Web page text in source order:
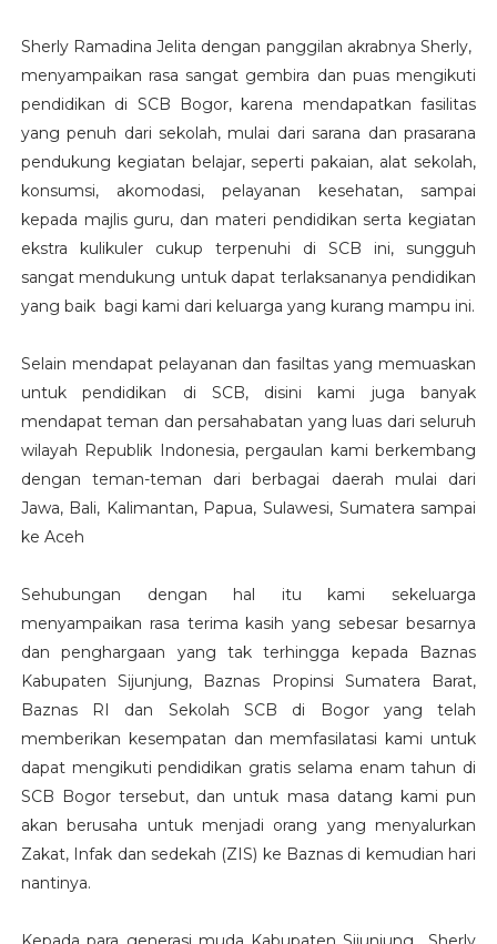
Sherly Ramadina Jelita dengan panggilan akrabnya Sherly,
menyampaikan rasa sangat gembira dan puas mengikuti
pendidikan di SCB Bogor, karena mendapatkan fasilitas
yang penuh dari sekolah, mulai dari sarana dan prasarana
pendukung kegiatan belajar, seperti pakaian, alat sekolah,
konsumsi, akomodasi, pelayanan kesehatan, sampai
kepada majlis guru, dan materi pendidikan serta kegiatan
ekstra kulikuler cukup terpenuhi di SCB ini, sungguh
sangat mendukung untuk dapat terlaksananya pendidikan
yang baik bagi kami dari keluarga yang kurang mampu ini.
Selain mendapat pelayanan dan fasiltas yang memuaskan
untuk pendidikan di SCB, disini kami juga banyak
mendapat teman dan persahabatan yang luas dari seluruh
wilayah Republik Indonesia, pergaulan kami berkembang
dengan teman-teman dari berbagai daerah mulai dari
Jawa, Bali, Kalimantan, Papua, Sulawesi, Sumatera sampai
ke Aceh
Sehubungan dengan hal itu kami sekeluarga
menyampaikan rasa terima kasih yang sebesar besarnya
dan penghargaan yang tak terhingga kepada Baznas
Kabupaten Sijunjung, Baznas Propinsi Sumatera Barat,
Baznas RI dan Sekolah SCB di Bogor yang telah
memberikan kesempatan dan memfasilatasi kami untuk
dapat mengikuti pendidikan gratis selama enam tahun di
SCB Bogor tersebut, dan untuk masa datang kami pun
akan berusaha untuk menjadi orang yang menyalurkan
Zakat, Infak dan sedekah (ZIS) ke Baznas di kemudian hari
nantinya.